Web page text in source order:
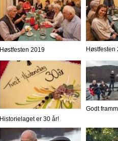
Høstfesten 2019 Høstfesten
Historielaget er 30 år!
Godt